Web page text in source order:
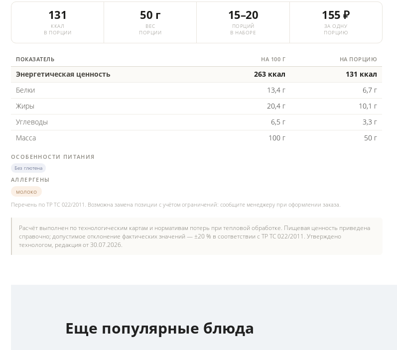
131
ККАЛ
В ПОРЦИИ
50 г
ВЕС
ПОРЦИИ
15–20
ПОРЦИЙ
В НАБОРЕ
155 ₽
ЗА ОДНУ
ПОРЦИЮ
ПОКАЗАТЕЛЬ НА 100 Г НА ПОРЦИЮ
Энергетическая ценность 263 ккал
131 ккал
Белки
13,4 г
6,7 г
Жиры
20,4 г
10,1 г
Углеводы
6,5 г
3,3 г
Масса
100 г 50 г
ОСОБЕННОСТИ ПИТАНИЯ
Без глютена
АЛЛЕРГЕНЫ
молоко
Перечень по ТР ТС 022/2011. Возможна замена позиции с учётом ограничений: сообщите менеджеру при оформлении заказа.
Расчёт выполнен по технологическим картам и нормативам потерь при тепловой обработке. Пищевая ценность приведена
справочно; допустимое отклонение фактических значений — ±20 % в соответствии с ТР ТС 022/2011. Утверждено
технологом, редакция от 30.07.2026.
Еще популярные блюда